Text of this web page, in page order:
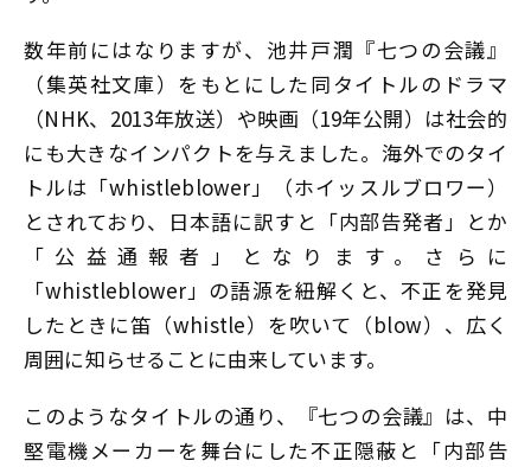
数年前にはなりますが、池井戸潤『七つの会議』
（集英社文庫）をもとにした同タイトルのドラマ
（NHK、2013年放送）や映画（19年公開）は社会的
にも大きなインパクトを与えました。海外でのタイ
トルは「whistleblower」（ホイッスルブロワー）
とされており、日本語に訳すと「内部告発者」とか
「公益通報者」となります。さらに
「whistleblower」の語源を紐解くと、不正を発見
したときに笛（whistle）を吹いて（blow）、広く
周囲に知らせることに由来しています。
このようなタイトルの通り、『七つの会議』は、中
堅電機メーカーを舞台にした不正隠蔽と「内部告